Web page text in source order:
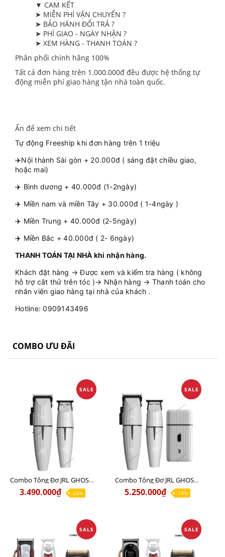
▼ CAM KẾT
➤ MIỄN PHÍ VẬN CHUYỂN ?
➤ BẢO HÀNH ĐỔI TRẢ ?
➤ PHÍ GIAO - NGÀY NHẬN ?
➤ XEM HÀNG - THANH TOÁN ?
Phân phối chính hãng 100%
Tất cả đơn hàng trên 1.000.000đ đều được hệ thống tự
động miễn phí giao hàng tận nhà toàn quốc.
Ấn để xem chi tiết
Tự động Freeship khi đơn hàng trên 1 triệu
✈️Nội thành Sài gòn + 20.000đ ( sáng đặt chiều giao,
hoặc mai)
✈️ Bình dương + 40.000đ (1-2ngày)
✈️ Miền nam và miền Tây + 30.000đ ( 1-4ngày )
✈️ Miền Trung + 40.000đ (2-5ngày)
✈️ Miền Bắc + 40.000đ ( 2- 6ngày)
THANH TOÁN TẠI NHÀ khi nhận hàng.
Khách đặt hàng → Được xem và kiểm tra hàng ( không
hỗ trợ cắt thử trên tóc )→ Nhận hàng → Thanh toán cho
nhân viên giao hàng tại nhà của khách .
Hotline: 0909143496
COMBO ƯU ĐÃI
SALE
Combo Tông Đơ JRL GHOST 1 Limited Edition Chính Hãng USA
3.490.000₫ -24%
SALE
Combo Tông Đơ JRL GHOST 2 Limited Edition Chính Hãng USA
5.250.000₫ -19%
SALE SALE